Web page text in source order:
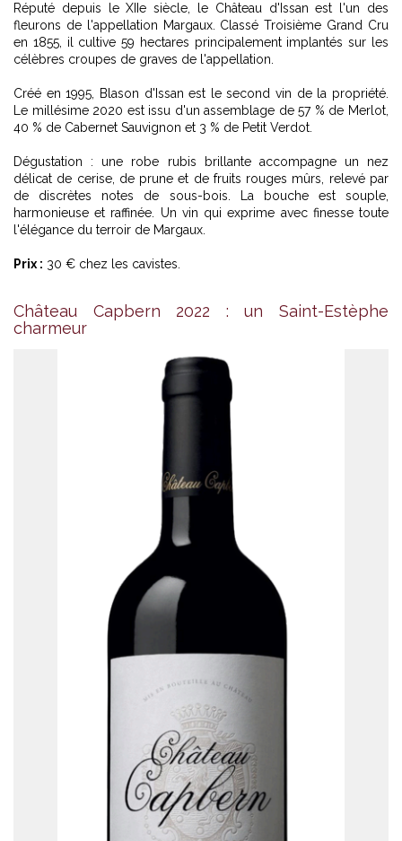
Réputé depuis le XIIe siècle, le Château d'Issan est l'un des
fleurons de l'appellation Margaux. Classé Troisième Grand Cru
en 1855, il cultive 59 hectares principalement implantés sur les
célèbres croupes de graves de l'appellation.
Créé en 1995, Blason d'Issan est le second vin de la propriété.
Le millésime 2020 est issu d'un assemblage de 57 % de Merlot,
40 % de Cabernet Sauvignon et 3 % de Petit Verdot.
Dégustation : une robe rubis brillante accompagne un nez
délicat de cerise, de prune et de fruits rouges mûrs, relevé par
de discrètes notes de sous-bois. La bouche est souple,
harmonieuse et raffinée. Un vin qui exprime avec finesse toute
l'élégance du terroir de Margaux.
Prix : 30 € chez les cavistes.
Château Capbern 2022 : un Saint-Estèphe
charmeur